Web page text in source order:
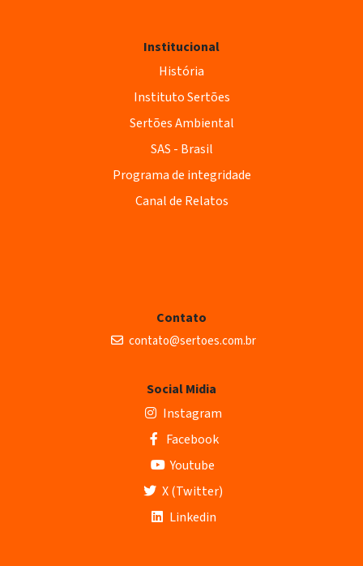
Institucional
História
Instituto Sertões
Sertões Ambiental
SAS - Brasil
Programa de integridade
Canal de Relatos
Contato
contato@sertoes.com.br
Social Midia
Instagram
Facebook
Youtube
X (Twitter)
Linkedin